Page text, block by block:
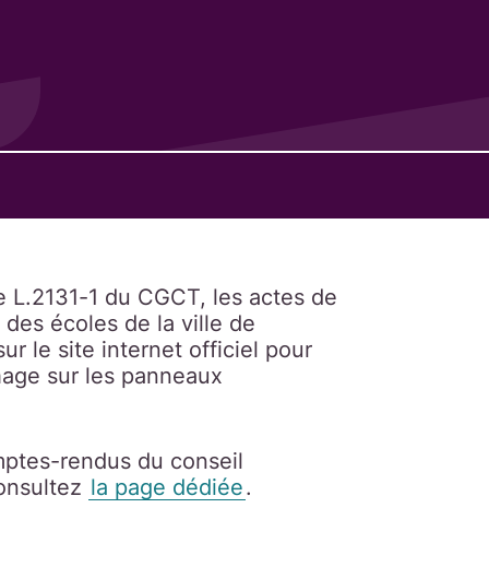
1 du CGCT, les actes de
écoles de la ville de
le site internet officiel pour
sur les panneaux
rendus du conseil
la page dédiée.